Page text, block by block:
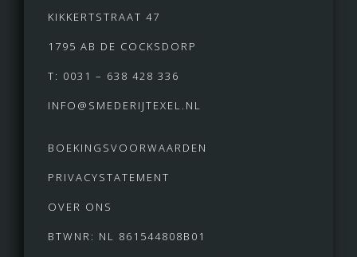
KIKKERTSTRAAT 47
1795 AB DE COCKSDORP
T: 0031 – 638 428 336
INFO@SMEDERIJTEXEL.NL
BOEKINGSVOORWAARDEN
PRIVACYSTATEMENT
OVER ONS
BTWNR: NL 861544808B01